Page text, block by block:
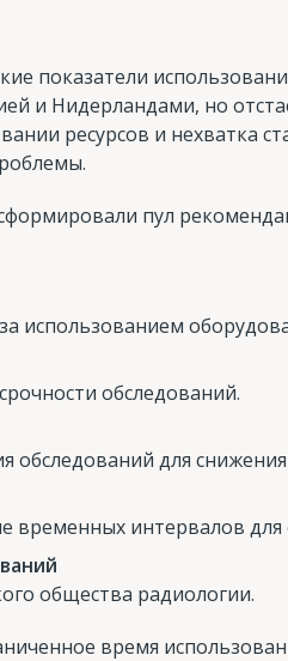
показатели
и Нидерландами, но
ресурсов и нехватка
пул
использованием
обследований.
обследований для
временных интервалов для
общества радиологии.
время